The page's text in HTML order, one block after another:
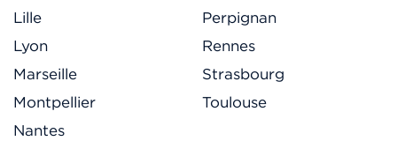
Lille
Lyon
Marseille
Montpellier
Nantes
Perpignan
Rennes
Strasbourg
Toulouse